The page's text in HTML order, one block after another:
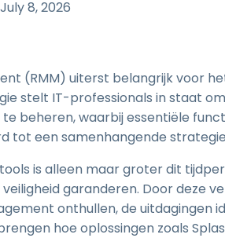
Wacom
Toegang op afstand
Labo's
Endpoint-beveiliging
Ontdek alle
July 8, 2026
(RMM) uiterst belangrijk voor
stelt IT-professionals in staat
te beheren, waarbij essentiële
tot een samenhangende
is alleen maar groter dit
garanderen. Door deze
onthullen, de uitdagingen
hoe oplossingen zoals